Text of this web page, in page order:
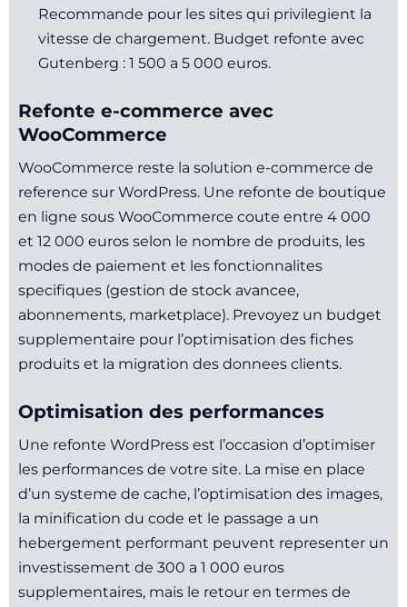
Recommande pour les sites qui privilegient la
vitesse de chargement. Budget refonte avec
Gutenberg : 1 500 a 5 000 euros.
Refonte e-commerce avec
WooCommerce
WooCommerce reste la solution e-commerce de
reference sur WordPress. Une refonte de boutique
en ligne sous WooCommerce coute entre 4 000
et 12 000 euros selon le nombre de produits, les
modes de paiement et les fonctionnalites
specifiques (gestion de stock avancee,
abonnements, marketplace). Prevoyez un budget
supplementaire pour l’optimisation des fiches
produits et la migration des donnees clients.
Optimisation des performances
Une refonte WordPress est l’occasion d’optimiser
les performances de votre site. La mise en place
d’un systeme de cache, l’optimisation des images,
la minification du code et le passage a un
hebergement performant peuvent representer un
investissement de 300 a 1 000 euros
supplementaires, mais le retour en termes de